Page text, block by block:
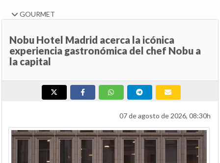
GOURMET
Nobu Hotel Madrid acerca la icónica
experiencia gastronómica del chef Nobu a
la capital
07 de agosto de 2026, 08:30h